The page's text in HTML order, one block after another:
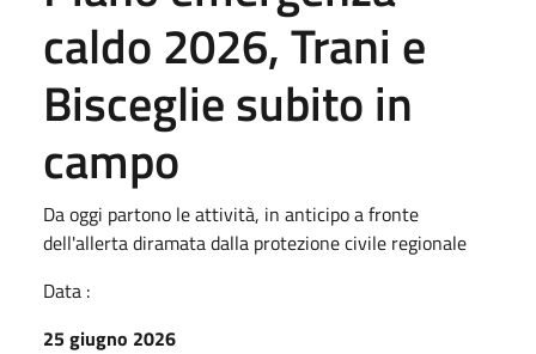
caldo 2026, Trani e
Bisceglie subito in
campo
Da oggi partono le attività, in anticipo a fronte
dell'allerta diramata dalla protezione civile regionale
Data :
25 giugno 2026